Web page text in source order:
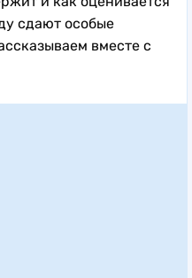
сдают особые
вместе с